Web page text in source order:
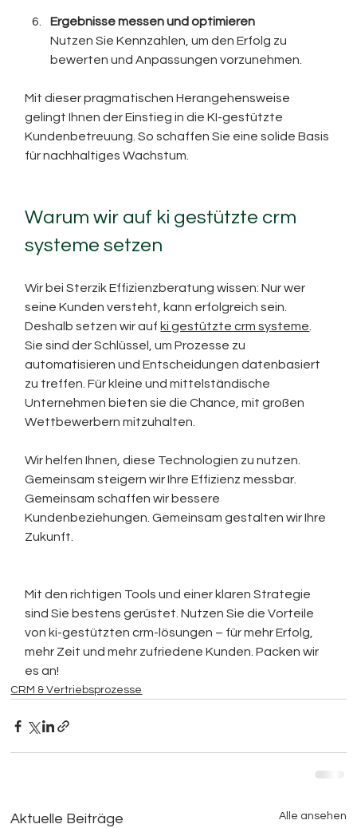
Ergebnisse messen und optimieren
Nutzen Sie Kennzahlen, um den Erfolg zu
bewerten und Anpassungen vorzunehmen.
Mit dieser pragmatischen Herangehensweise
gelingt Ihnen der Einstieg in die KI-gestützte
Kundenbetreuung. So schaffen Sie eine solide Basis
für nachhaltiges Wachstum.
Warum wir auf ki gestützte crm
systeme setzen
Wir bei Sterzik Effizienzberatung wissen: Nur wer
seine Kunden versteht, kann erfolgreich sein.
Deshalb setzen wir auf ki gestützte crm systeme.
Sie sind der Schlüssel, um Prozesse zu
automatisieren und Entscheidungen datenbasiert
zu treffen. Für kleine und mittelständische
Unternehmen bieten sie die Chance, mit großen
Wettbewerbern mitzuhalten.
Wir helfen Ihnen, diese Technologien zu nutzen.
Gemeinsam steigern wir Ihre Effizienz messbar.
Gemeinsam schaffen wir bessere
Kundenbeziehungen. Gemeinsam gestalten wir Ihre
Zukunft.
Mit den richtigen Tools und einer klaren Strategie
sind Sie bestens gerüstet. Nutzen Sie die Vorteile
von ki-gestützten crm-lösungen – für mehr Erfolg,
mehr Zeit und mehr zufriedene Kunden. Packen wir
es an!
CRM & Vertriebsprozesse
Aktuelle Beiträge Alle ansehen